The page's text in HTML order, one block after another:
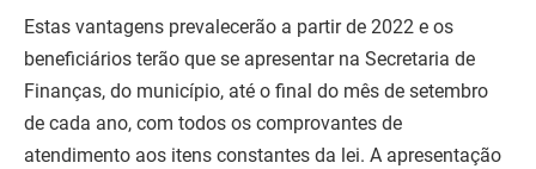
Estas vantagens prevalecerão a partir de 2022 e os
beneficiários terão que se apresentar na Secretaria de
Finanças, do município, até o final do mês de setembro
de cada ano, com todos os comprovantes de
atendimento aos itens constantes da lei. A apresentação